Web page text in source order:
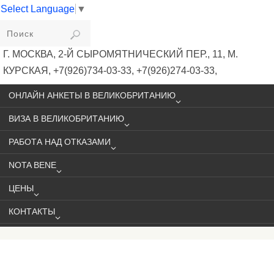
Select Language ▼
VIKIVISA
Г. МОСКВА, 2-Й СЫРОМЯТНИЧЕСКИЙ ПЕР., 11, М.
КУРСКАЯ, +7(926)734-03-33, +7(926)274-03-33,
VISA@VIKIVISA.RU
ОНЛАЙН АНКЕТЫ В ВЕЛИКОБРИТАНИЮ
ВИЗА В ВЕЛИКОБРИТАНИЮ
РАБОТА НАД ОТКАЗАМИ
NOTA BENE
ЦЕНЫ
КОНТАКТЫ